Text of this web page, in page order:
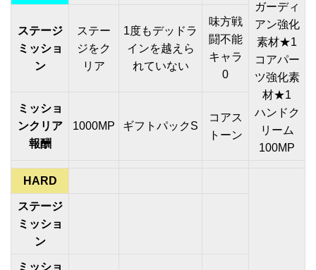
ガーディ
アン強化
素材★1
コアパー
ツ強化素
材★1
ハンドク
リーム
100MP
ステージ
ミッショ
ン
ステー
ジをク
リア
1度もデッドラ
インを越えら
れていない
味方戦
闘不能
キャラ
0
ミッショ
ンクリア
報酬
1000MP ギフトパックS
コアス
トーン
HARD
ステージ
ミッショ
ン
ミッショ